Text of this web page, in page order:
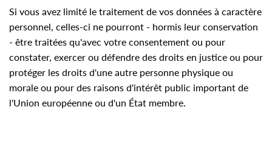
Si vous avez limité le traitement de vos données à caractère
personnel, celles-ci ne pourront - hormis leur conservation
- être traitées qu'avec votre consentement ou pour
constater, exercer ou défendre des droits en justice ou pour
protéger les droits d'une autre personne physique ou
morale ou pour des raisons d'intérêt public important de
l'Union européenne ou d'un État membre.